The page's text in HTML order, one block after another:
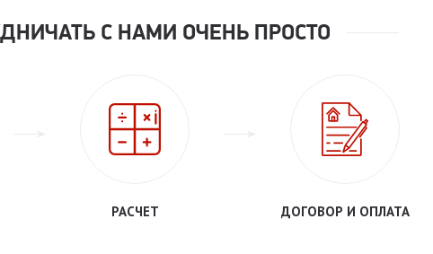
С НАМИ ОЧЕНЬ ПРОСТО
РАСЧЕТ ДОГОВОР И ОПЛАТА